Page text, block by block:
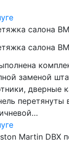
салона
салона
заменой
дверные
перетянуты
Martin DBX